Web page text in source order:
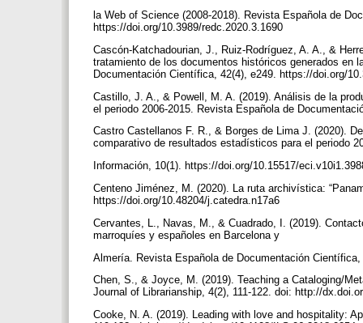
la Web of Science (2008-2018). Revista Española de
https://doi.org/10.3989/redc.2020.3.1690
Cascón-Katchadourian, J., Ruiz-Rodríguez, A. A., &
tratamiento de los documentos históricos generados en
Documentación Científica, 42(4), e249. https://doi.org/
Castillo, J. A., & Powell, M. A. (2019). Análisis de la
el periodo 2006-2015. Revista Española de
Castro Castellanos F. R., & Borges de Lima J. (2020).
comparativo de resultados estadísticos para el periodo
Información, 10(1). https://doi.org/10.15517/
Centeno Jiménez, M. (2020). La ruta archivística:
https://doi.org/10.48204/j.catedra.n17a6
Cervantes, L., Navas, M., & Cuadrado, I. (2019).
marroquíes y españoles en Barcelona y
Almería. Revista Española de Documentación
Chen, S., & Joyce, M. (2019). Teaching a Cataloging/
Journal of Librarianship, 4(2), 111-122. doi: http://
Cooke, N. A. (2019). Leading with love and hospitality: